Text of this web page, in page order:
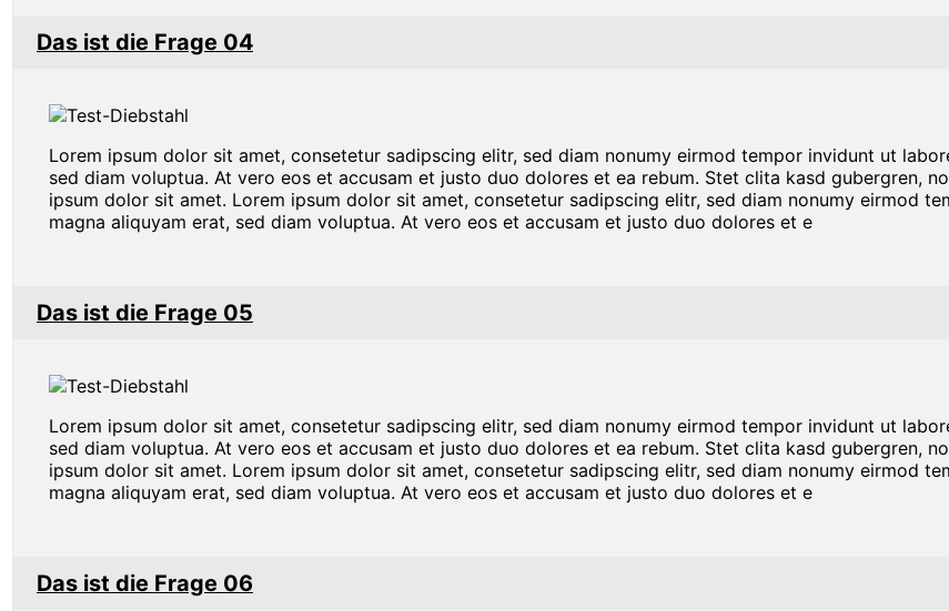
Das ist die Frage 04
Lorem ipsum dolor sit amet, consetetur sadipscing elitr, sed diam nonumy eirmod tempor invidunt ut
sed diam voluptua. At vero eos et accusam et justo duo dolores et ea rebum. Stet clita kasd gubergren,
ipsum dolor sit amet. Lorem ipsum dolor sit amet, consetetur sadipscing elitr, sed diam nonumy eirmod
magna aliquyam erat, sed diam voluptua. At vero eos et accusam et justo duo dolores et e
Das ist die Frage 05
Lorem ipsum dolor sit amet, consetetur sadipscing elitr, sed diam nonumy eirmod tempor invidunt ut
sed diam voluptua. At vero eos et accusam et justo duo dolores et ea rebum. Stet clita kasd gubergren,
ipsum dolor sit amet. Lorem ipsum dolor sit amet, consetetur sadipscing elitr, sed diam nonumy eirmod
magna aliquyam erat, sed diam voluptua. At vero eos et accusam et justo duo dolores et e
Das ist die Frage 06